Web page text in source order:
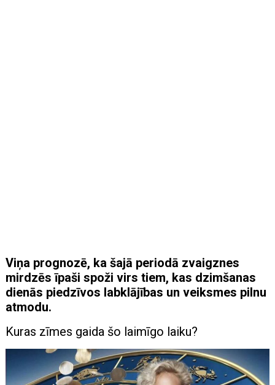
Viņa prognozē, ka šajā periodā zvaigznes
mirdzēs īpaši spoži virs tiem, kas dzimšanas
dienās piedzīvos labklājības un veiksmes pilnu
atmodu.
Kuras zīmes gaida šo laimīgo laiku?